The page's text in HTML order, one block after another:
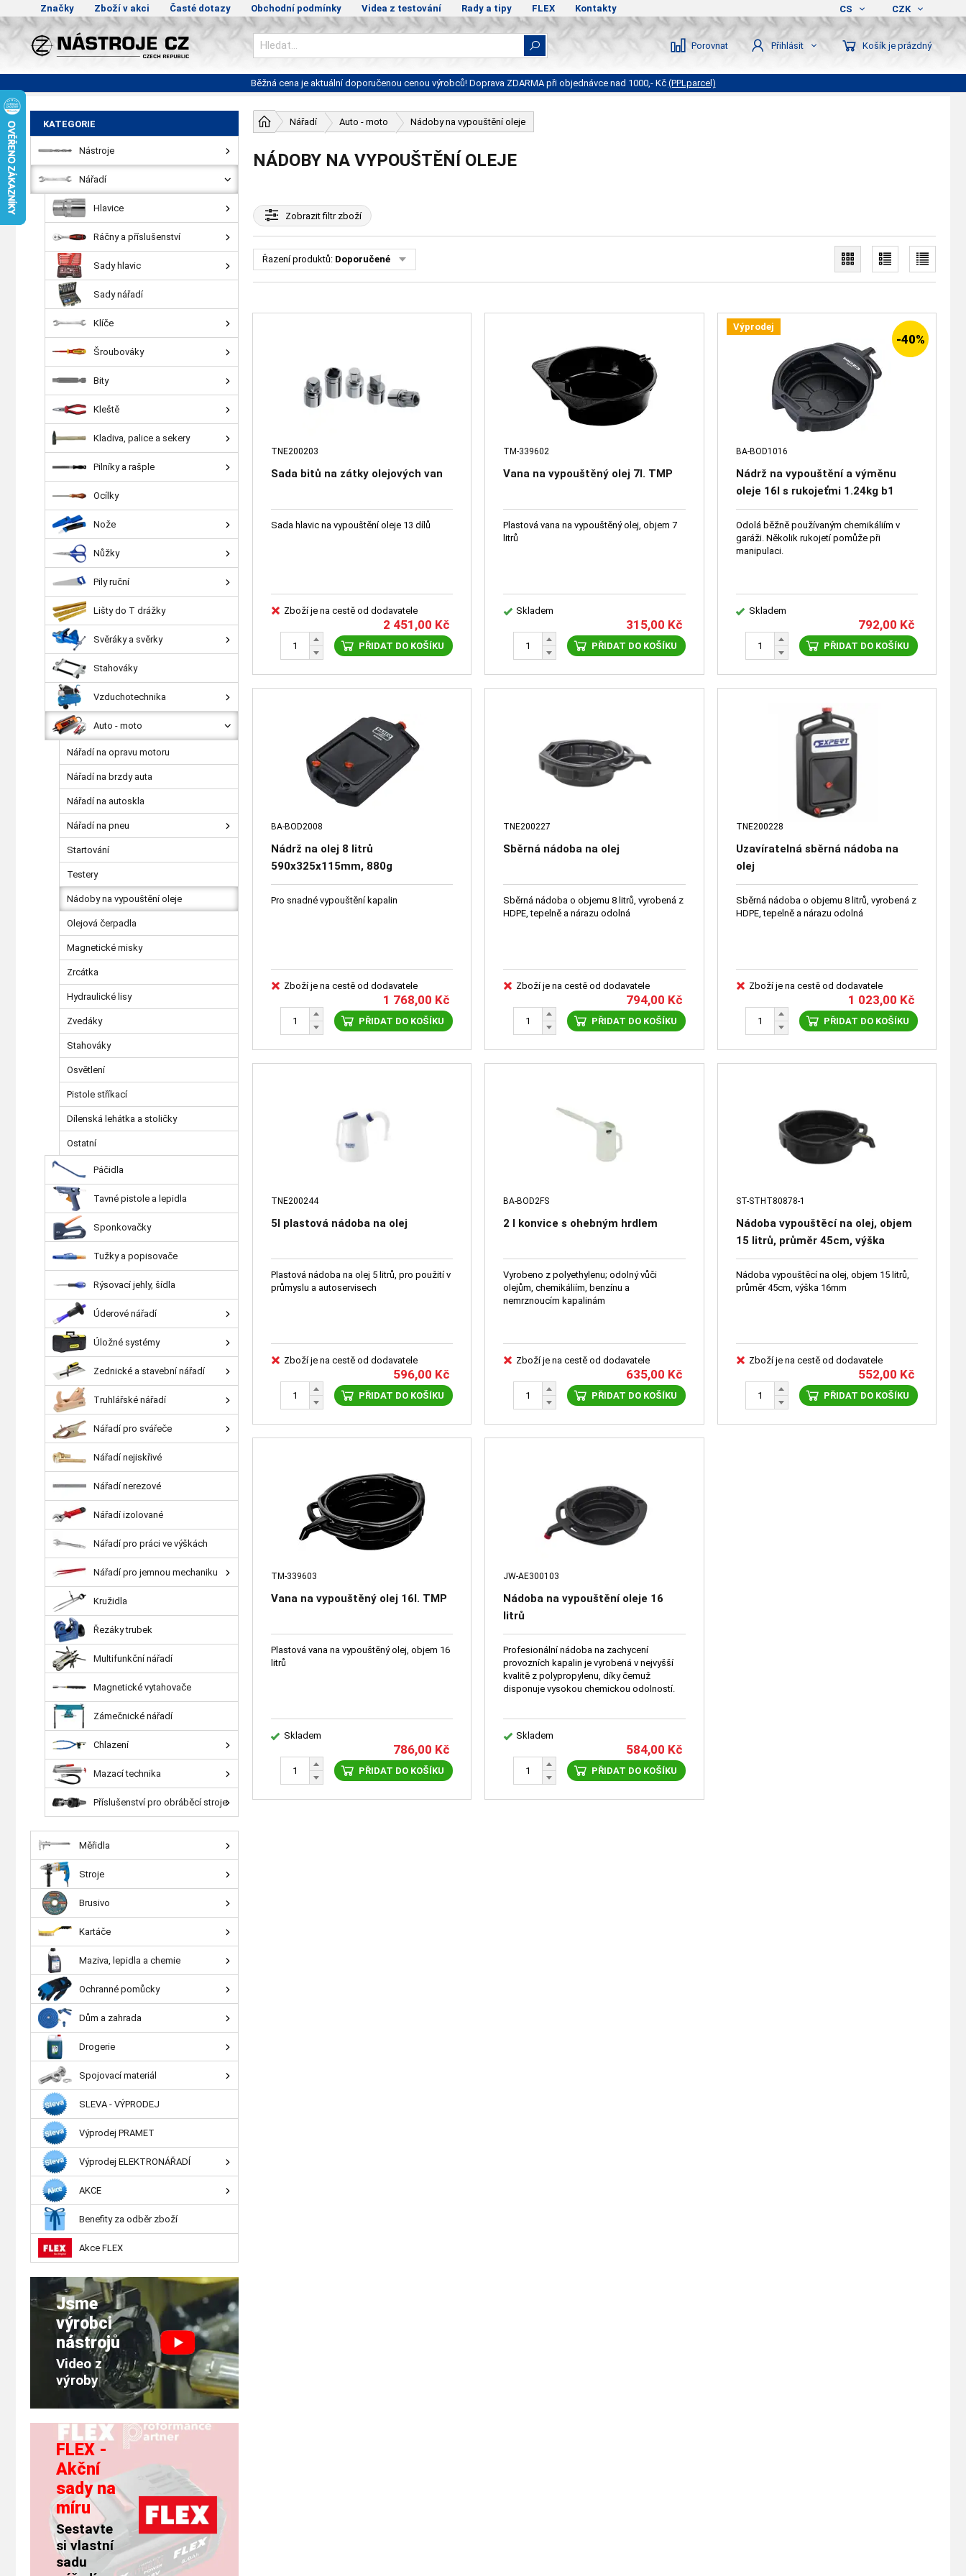
Značky Zboží v akci Časté dotazy Obchodní podmínky Videa z testování Rady a tipy FLEX Kontakty CS CZK
Porovnat Přihlásit Košík je prázdný
Běžná cena je aktuální doporučenou cenou výrobců! Doprava ZDARMA při objednávce nad 1000,- Kč (PPLparcel)
Nářadí Auto - moto Nádoby na vypouštění oleje
NÁDOBY NA VYPOUŠTĚNÍ OLEJE
Zobrazitfiltr zboží
Řazení produktů: Doporučené
TNE200203
Sada bitů na zátky olejových van
Sada hlavic na vypouštění oleje 13 dílů
Zboží je na cestě od dodavatele
2 451,00 Kč
PŘIDAT DO KOŠÍKU
TM-339602
Vana na vypouštěný olej 7l. TMP
Plastová vana na vypouštěný olej, objem 7
litrů
Skladem
315,00 Kč
PŘIDAT DO KOŠÍKU
Výprodej
-40%
BA-BOD1016
Nádrž na vypouštění a výměnu
oleje 16l s rukojeťmi 1.24kg b1
Odolá běžně používaným chemikáliím v
garáži. Několik rukojetí pomůže při
manipulaci.
Skladem
792,00 Kč
PŘIDAT DO KOŠÍKU
BA-BOD2008
Nádrž na olej 8 litrů
590x325x115mm, 880g
Pro snadné vypouštění kapalin
Zboží je na cestě od dodavatele
1 768,00 Kč
PŘIDAT DO KOŠÍKU
TNE200227
Sběrná nádoba na olej
Sběrná nádoba o objemu 8 litrů, vyrobená z
HDPE, tepelně a nárazu odolná
Zboží je na cestě od dodavatele
794,00 Kč
PŘIDAT DO KOŠÍKU
TNE200228
Uzavíratelná sběrná nádoba na
olej
Sběrná nádoba o objemu 8 litrů, vyrobená z
HDPE, tepelně a nárazu odolná
Zboží je na cestě od dodavatele
1 023,00 Kč
PŘIDAT DO KOŠÍKU
TNE200244
5l plastová nádoba na olej
Plastová nádoba na olej 5 litrů, pro použití v
průmyslu a autoservisech
Zboží je na cestě od dodavatele
596,00 Kč
PŘIDAT DO KOŠÍKU
BA-BOD2FS
2 l konvice s ohebným hrdlem
Vyrobeno z polyethylenu; odolný vůči
olejům, chemikáliím, benzínu a
nemrznoucím kapalinám
Zboží je na cestě od dodavatele
635,00 Kč
PŘIDAT DO KOŠÍKU
ST-STHT80878-1
Nádoba vypouštěcí na olej, objem
15 litrů, průměr 45cm, výška
16mm
Nádoba vypouštěcí na olej, objem 15 litrů,
průměr 45cm, výška 16mm
Zboží je na cestě od dodavatele
552,00 Kč
PŘIDAT DO KOŠÍKU
TM-339603
Vana na vypouštěný olej 16l. TMP
Plastová vana na vypouštěný olej, objem 16
litrů
Skladem
786,00 Kč
PŘIDAT DO KOŠÍKU
JW-AE300103
Nádoba na vypouštění oleje 16
litrů
Profesionální nádoba na zachycení
provozních kapalin je vyrobená v nejvyšší
kvalitě z polypropylenu, díky čemuž
disponuje vysokou chemickou odolností.
Skladem
584,00 Kč
PŘIDAT DO KOŠÍKU
KATEGORIE
Nástroje
Nářadí
Hlavice
Ráčny a příslušenství
Sady hlavic
Sady nářadí
Klíče
Šroubováky
Bity
Kleště
Kladiva, palice a sekery
Pilníky a rašple
Ocílky
Nože
Nůžky
Pily ruční
Lišty do T drážky
Svěráky a svěrky
Stahováky
Vzduchotechnika
Auto - moto
Nářadí na opravu motoru
Nářadí na brzdy auta
Nářadí na autoskla
Nářadí na pneu
Startování
Testery
Nádoby na vypouštění oleje
Olejová čerpadla
Magnetické misky
Zrcátka
Hydraulické lisy
Zvedáky
Stahováky
Osvětlení
Pistole stříkací
Dílenská lehátka a stoličky
Ostatní
Páčidla
Tavné pistole a lepidla
Sponkovačky
Tužky a popisovače
Rýsovací jehly, šídla
Úderové nářadí
Úložné systémy
Zednické a stavební nářadí
Truhlářské nářadí
Nářadí pro svářeče
Nářadí nejiskřivé
Nářadí nerezové
Nářadí izolované
Nářadí pro práci ve výškách
Nářadí pro jemnou mechaniku
Kružidla
Řezáky trubek
Multifunkční nářadí
Magnetické vytahovače
Zámečnické nářadí
Chlazení
Mazací technika
Příslušenství pro obráběcí stroje
Měřidla
Stroje
Brusivo
Kartáče
Maziva, lepidla a chemie
Ochranné pomůcky
Dům a zahrada
Drogerie
Spojovací materiál
SLEVA - VÝPRODEJ
Výprodej PRAMET
Výprodej ELEKTRONÁŘADÍ
AKCE
Benefity za odběr zboží
Akce FLEX
Jsme
výrobci
nástrojů
Video z
výroby
FLEX -
Akční
sady na
míru
Sestavte
si vlastní
sadu